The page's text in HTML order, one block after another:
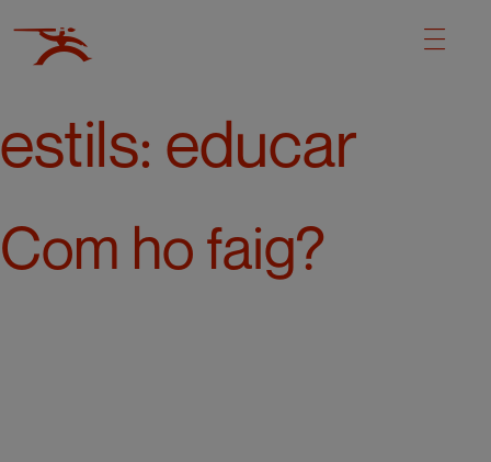
estils: educar
Com ho faig?